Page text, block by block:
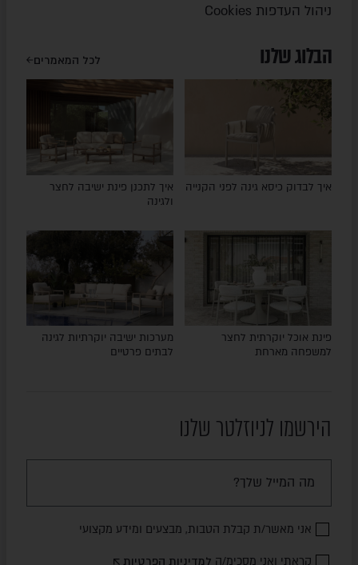
ניהול העדפות Cookies
הבלוג שלנו לכל המאמרים
איך לבדוק כיסא גינה לפני הקנייה
איך לתכנן פינת ישיבה לחצר
ולגינה
פינת אוכל יוקרתית לחצר
למשפחה מארחת
מערכות ישיבה יוקרתיות לגינה
לבתים פרטיים
הירשמו לניוזלטר שלנו
אני מאשר/ת קבלת הטבות, מבצעים ומידע מקצועי
קראתי ואני מסכימ/ה למדיניות הפרטיות